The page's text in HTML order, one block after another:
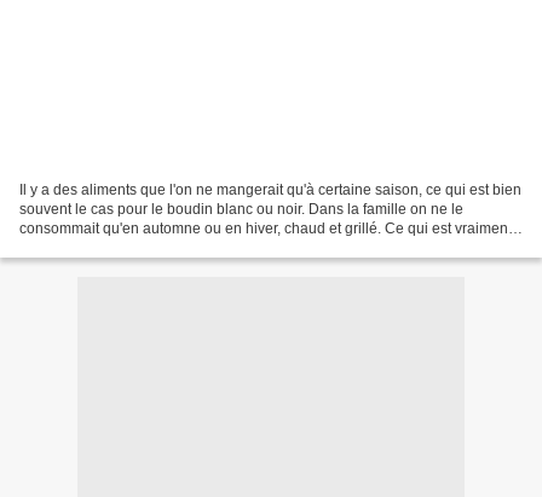
Il y a des aliments que l'on ne mangerait qu'à certaine saison, ce qui est bien
souvent le cas pour le boudin blanc ou noir. Dans la famille on ne le
consommait qu'en automne ou en hiver, chaud et grillé. Ce qui est vraiment